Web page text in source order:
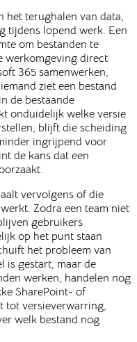
het terughalen van data,
tijdens lopend werk. Een
om bestanden te
werkomgeving direct
365 samenwerken,
ziet een bestand
de bestaande
onduidelijk welke versie
blijft die scheiding
ingrijpend voor
de kans dat een
vervolgens of die
Zodra een team niet
gebruikers
op het punt staan
het probleem van
is gestart, maar de
werken, handelen nog
SharePoint- of
tot versieverwarring,
welk bestand nog